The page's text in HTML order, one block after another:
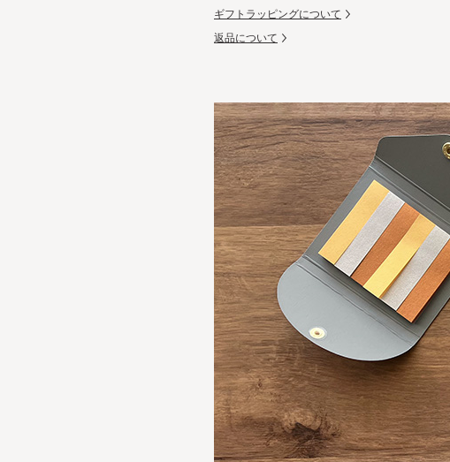
ギフトラッピングについて
返品について